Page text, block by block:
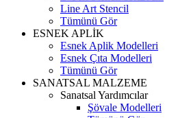
Line Art Stencil
Tümünü Gör
ESNEK APLİK
Esnek Aplik Modelleri
Esnek Çıta Modelleri
Tümünü Gör
SANATSAL MALZEME
Sanatsal Yardımcılar
Şövale Modelleri